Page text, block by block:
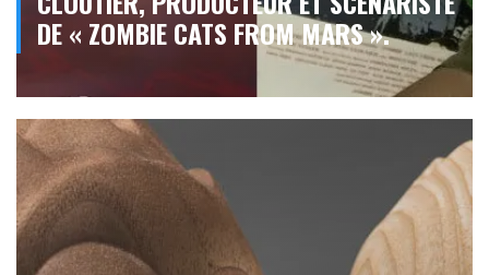
DE « ZOMBIE CATS FROM MARS ».